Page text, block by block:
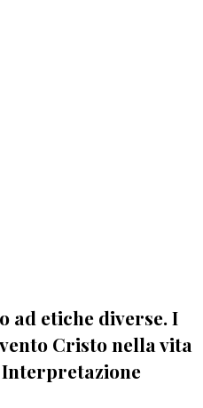
ad etiche diverse. I
Cristo nella vita